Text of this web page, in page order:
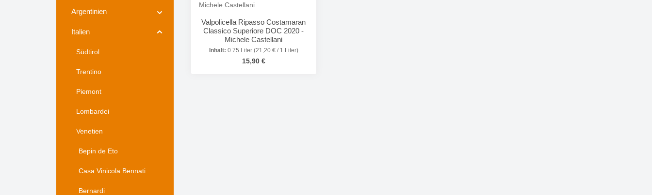
Argentinien
Italien
Südtirol
Trentino
Piemont
Lombardei
Venetien
Bepin de Eto
Casa Vinicola Bennati
Bernardi
Valpolicella Ripasso Costamaran
Classico Superiore DOC 2020 -
Michele Castellani
Inhalt: 0.75 Liter (21,20 € / 1 Liter)
Regulärer Preis:
15,90 €